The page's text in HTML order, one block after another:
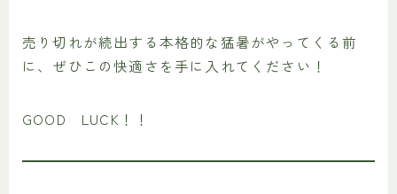
売り切れが続出する本格的な猛暑がやってくる前
に、ぜひこの快適さを手に入れてください！
GOOD LUCK！！